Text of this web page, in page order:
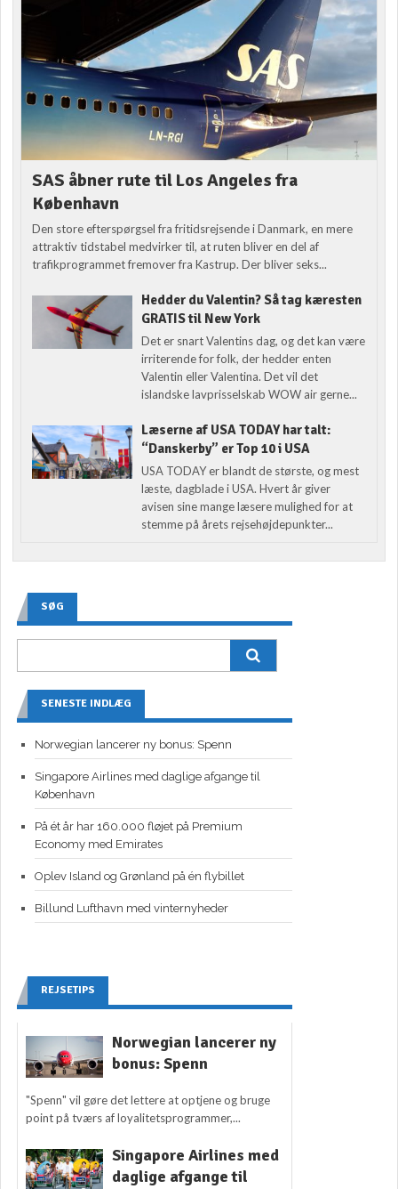
SAS åbner rute til Los Angeles fra
København
Den store efterspørgsel fra fritidsrejsende i Danmark, en mere
attraktiv tidstabel medvirker til, at ruten bliver en del af
trafikprogrammet fremover fra Kastrup. Der bliver seks...
Hedder du Valentin? Så tag kæresten
GRATIS til New York
Det er snart Valentins dag, og det kan være
irriterende for folk, der hedder enten
Valentin eller Valentina. Det vil det
islandske lavprisselskab WOW air gerne...
Læserne af USA TODAY har talt:
“Danskerby” er Top 10 i USA
USA TODAY er blandt de største, og mest
læste, dagblade i USA. Hvert år giver
avisen sine mange læsere mulighed for at
stemme på årets rejsehøjdepunkter...
SØG
SENESTE INDLÆG
Norwegian lancerer ny bonus: Spenn
Singapore Airlines med daglige afgange til
København
På ét år har 160.000 fløjet på Premium
Economy med Emirates
Oplev Island og Grønland på én flybillet
Billund Lufthavn med vinternyheder
REJSETIPS
Norwegian lancerer ny
bonus: Spenn
"Spenn" vil gøre det lettere at optjene og bruge
point på tværs af loyalitetsprogrammer,...
Singapore Airlines med
daglige afgange til